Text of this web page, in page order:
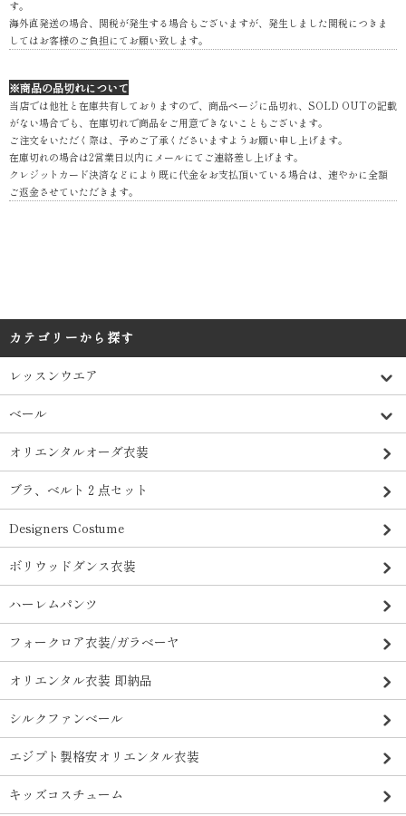
す。
海外直発送の場合、関税が発生する場合もございますが、発生しました関税につきま
してはお客様のご負担にてお願い致します。
※商品の品切れについて
当店では他社と在庫共有しておりますので、商品ページに品切れ、SOLD OUTの記載
がない場合でも、在庫切れで商品をご用意できないこともございます。
ご注文をいただく際は、予めご了承くださいますようお願い申し上げます。
在庫切れの場合は2営業日以内にメールにてご連絡差し上げます。
クレジットカード決済などにより既に代金をお支払頂いている場合は、速やかに全額
ご返金させていただきます。
カテゴリーから探す
レッスンウエア
ベール
オリエンタルオーダ衣装
ブラ、ベルト２点セット
Designers Costume
ボリウッドダンス衣装
ハーレムパンツ
フォークロア衣装/ガラベーヤ
オリエンタル衣装 即納品
シルクファンベール
エジプト製格安オリエンタル衣装
キッズコスチューム